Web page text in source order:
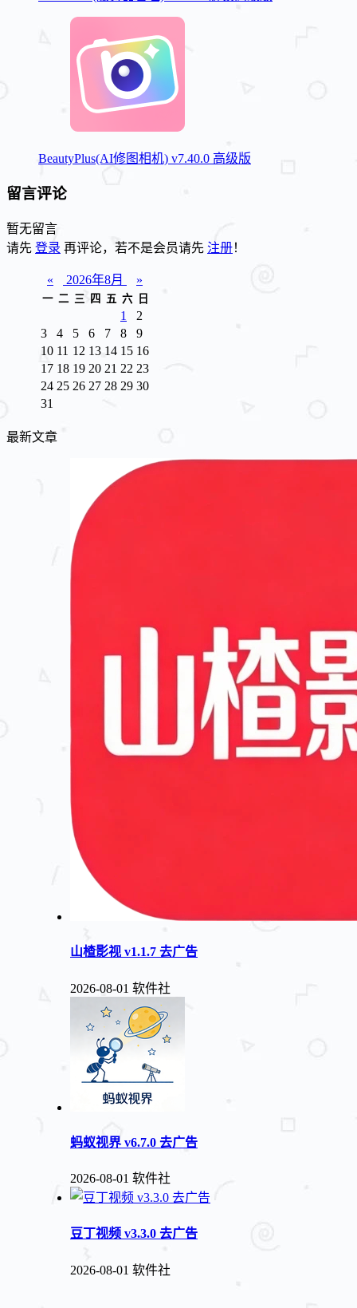
BeautyPlus(AI修图相机) v7.40.0 高级版
留言评论
暂无留言
请先 登录 再评论，若不是会员请先 注册！
« 2026年8月 »
一 二 三 四 五 六 日
1
2
3
4 5 6 7 8
9
10 11 12 13 14 15 16
17 18 19 20 21 22 23
24 25 26 27 28 29 30
31
最新文章
山楂影视 v1.1.7 去广告
2026-08-01 软件社
蚂蚁视界 v6.7.0 去广告
2026-08-01 软件社
豆丁视频 v3.3.0 去广告
2026-08-01 软件社